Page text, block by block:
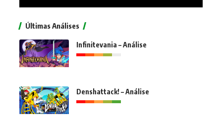
Últimas Análises
Infinitevania – Análise
Denshattack! – Análise